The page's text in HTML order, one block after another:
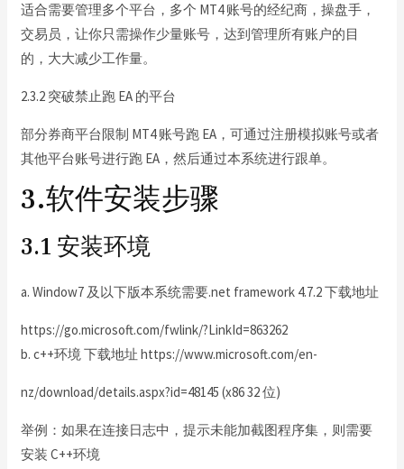
适合需要管理多个平台，多个 MT4 账号的经纪商，操盘手，
交易员，让你只需操作少量账号，达到管理所有账户的目
的，大大减少工作量。
2.3.2 突破禁止跑 EA 的平台
部分券商平台限制 MT4 账号跑 EA，可通过注册模拟账号或者
其他平台账号进行跑 EA，然后通过本系统进行跟单。
3.软件安装步骤
3.1 安装环境
a. Window7 及以下版本系统需要.net framework 4.7.2 下载地址
https://go.microsoft.com/fwlink/?LinkId=863262
b. c++环境 下载地址 https://www.microsoft.com/en-
nz/download/details.aspx?id=48145 (x86 32 位)
举例：如果在连接日志中，提示未能加截图程序集，则需要
安装 C++环境